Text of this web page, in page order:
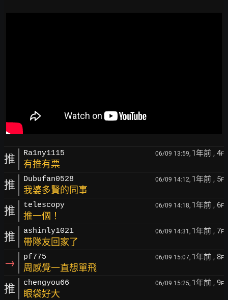
推 Ra1ny1115 06/09 13:59, 1年前 , 4F
有推有票
推 Dubufan0528 06/09 14:12, 1年前 , 5F
我婆多賢的同事
推 telescopy 06/09 14:18, 1年前 , 6F
推一個！
推 ashinly1021 06/09 14:31, 1年前 , 7F
帶隊友回家了
→ pf775 06/09 15:07, 1年前 , 8F
周感覺一直想單飛
推 chengyou66 06/09 15:25, 1年前 , 9F
眼袋好大